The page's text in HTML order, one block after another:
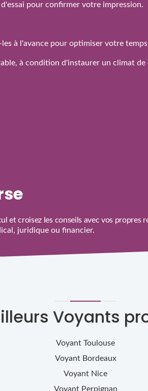
pour confirmer votre impression.
à l'avance pour optimiser votre
à condition d'instaurer un climat de
et croisez les conseils avec vos propres
juridique ou financier.
Voyants
Voyant Toulouse
Voyant Bordeaux
Voyant Nice
Voyant Perpignan